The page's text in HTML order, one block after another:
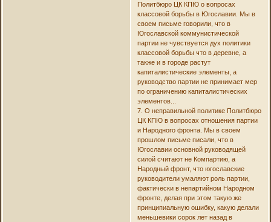
Политбюро ЦК КПЮ о вопросах
классовой борьбы в Югославии. Мы в
своем письме говорили, что в
Югославской коммунистической
партии не чувствуется дух политики
классовой борьбы что в деревне, а
также и в городе растут
капиталистические элементы, а
руководство партии не принимает мер
по ограничению капиталистических
элементов...
7. О неправильной политике Политбюро
ЦК КПЮ в вопросах отношения партии
и Народного фронта. Мы в своем
прошлом письме писали, что в
Югославии основной руководящей
силой считают не Компартию, а
Народный фронт, что югославские
руководители умаляют роль партии,
фактически в непартийном Народном
фронте, делая при этом такую же
принципиальную ошибку, какую делали
меньшевики сорок лет назад в